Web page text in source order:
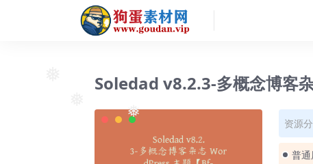
❅
Soledad v8.2.3-多概念博客
资源
普